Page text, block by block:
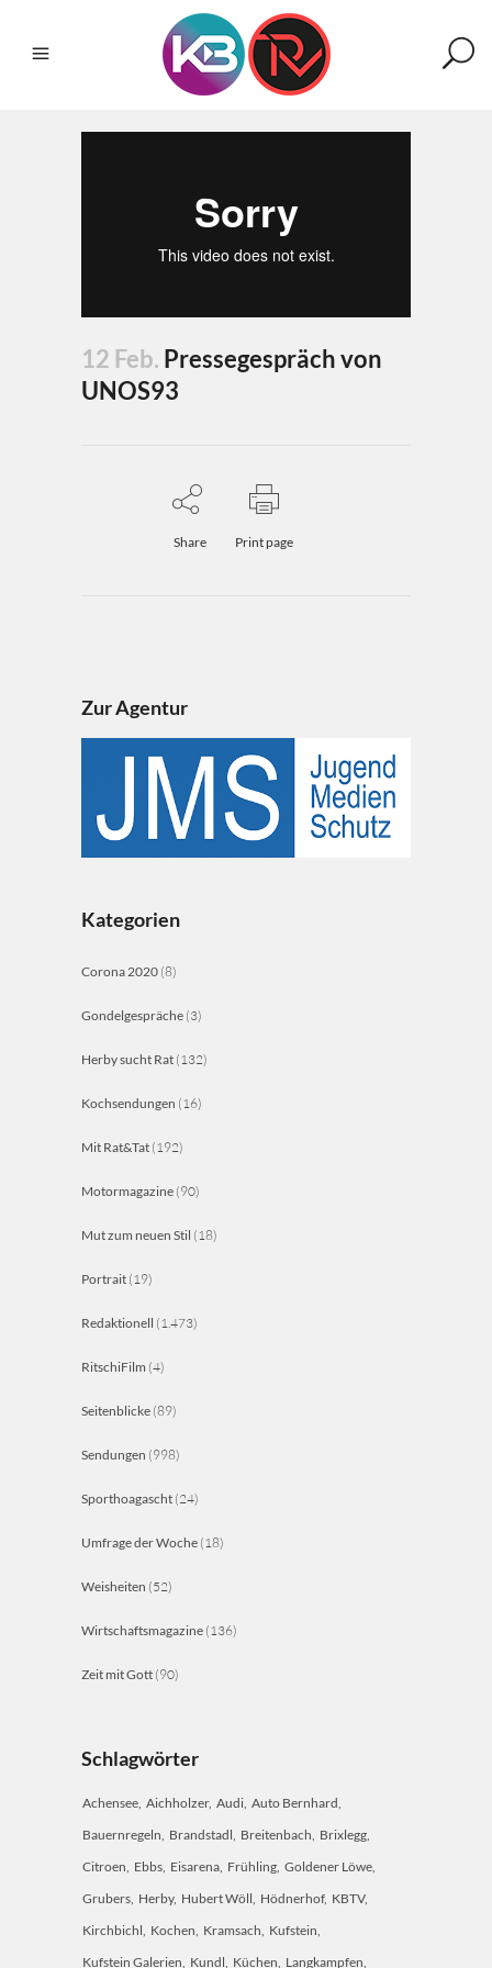
12 Feb. Pressegespräch von
UNOS93
Share Print page
Zur Agentur
Kategorien
Corona 2020 (8)
Gondelgespräche (3)
Herby sucht Rat (132)
Kochsendungen (16)
Mit Rat&Tat (192)
Motormagazine (90)
Mut zum neuen Stil (18)
Portrait (19)
Redaktionell (1.473)
RitschiFilm (4)
Seitenblicke (89)
Sendungen (998)
Sporthoagascht (24)
Umfrage der Woche (18)
Weisheiten (52)
Wirtschaftsmagazine (136)
Zeit mit Gott (90)
Schlagwörter
Achensee Aichholzer Audi Auto Bernhard
Bauernregeln Brandstadl Breitenbach Brixlegg
Citroen Ebbs Eisarena Frühling Goldener Löwe
Grubers Herby Hubert Wöll Hödnerhof KBTV
Kirchbichl Kochen Kramsach Kufstein
Kufstein Galerien Kundl Küchen Langkampfen